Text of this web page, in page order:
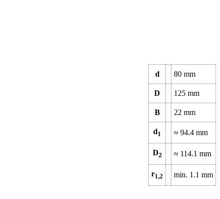
d 80 mm
D 125 mm
B 22 mm
d1 ≈ 94.4 mm
D2 ≈ 114.1 mm
r1,2 min. 1.1 mm